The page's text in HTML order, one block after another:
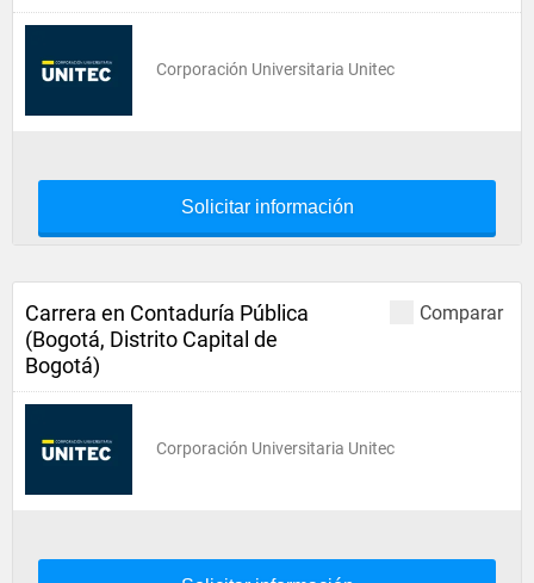
Corporación Universitaria Unitec
Solicitar información
Comparar
Carrera en Contaduría Pública
(Bogotá, Distrito Capital de
Bogotá)
Corporación Universitaria Unitec